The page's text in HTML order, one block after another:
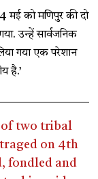
मई को मणिपुर की दो
उन्हें सार्वजनिक
गया एक परेशान
है.’
of two tribal
on 4th
fondled and